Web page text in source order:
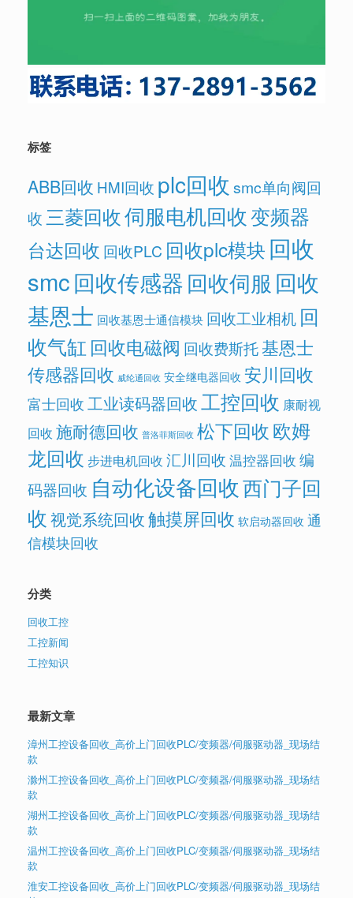
标签
ABB回收 HMI回收 plc回收 smc单向阀回
收 三菱回收伺服电机回收变频器
台达回收 回收PLC 回收plc模块 回收
smc回收传感器回收伺服 回收
基恩士 回收基恩士通信模块 回收工业相机 回
收气缸 回收电磁阀 回收费斯托基恩士
传感器回收 威纶通回收 安全继电器回收 安川回收
富士回收 工业读码器回收工控回收 康耐视
回收 施耐德回收 普洛菲斯回收 松下回收欧姆
龙回收 步进电机回收 汇川回收 温控器回收 编
码器回收 自动化设备回收西门子回
收视觉系统回收触摸屏回收 软启动器回收 通
信模块回收
分类
回收工控
工控新闻
工控知识
最新文章
漳州工控设备回收_高价上门回收PLC/变频器/伺服驱动器_现场结
款
滁州工控设备回收_高价上门回收PLC/变频器/伺服驱动器_现场结
款
湖州工控设备回收_高价上门回收PLC/变频器/伺服驱动器_现场结
款
温州工控设备回收_高价上门回收PLC/变频器/伺服驱动器_现场结
款
淮安工控设备回收_高价上门回收PLC/变频器/伺服驱动器_现场结